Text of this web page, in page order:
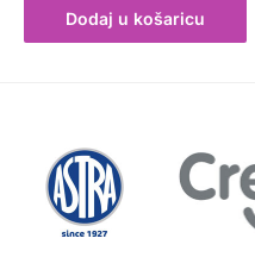
Dodaj u košaricu